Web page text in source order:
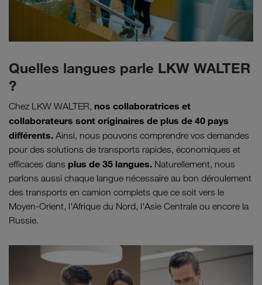
Quelles langues parle LKW WALTER
?
Chez LKW WALTER, nos collaboratrices et
collaborateurs sont originaires de plus de 40 pays
différents. Ainsi, nous pouvons comprendre vos demandes
pour des solutions de transports rapides, économiques et
efficaces dans plus de 35 langues. Naturellement, nous
parlons aussi chaque langue nécessaire au bon déroulement
des transports en camion complets que ce soit vers le
Moyen-Orient, l'Afrique du Nord, l'Asie Centrale ou encore la
Russie.